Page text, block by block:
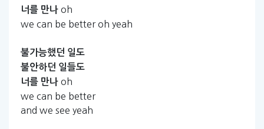
너를 만나 oh
we can be better oh yeah
불가능했던 일도
불안하던 일들도
너를 만나 oh
we can be better
and we see yeah